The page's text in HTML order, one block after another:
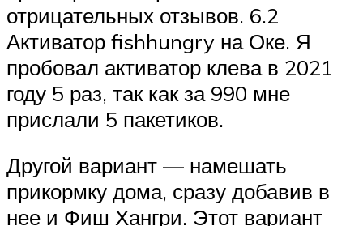
отрицательных отзывов. 6.2
Активатор fishhungry на Оке. Я
пробовал активатор клева в 2021
году 5 раз, так как за 990 мне
прислали 5 пакетиков.
Другой вариант — намешать
прикормку дома, сразу добавив в
нее и Фиш Хангри. Этот вариант